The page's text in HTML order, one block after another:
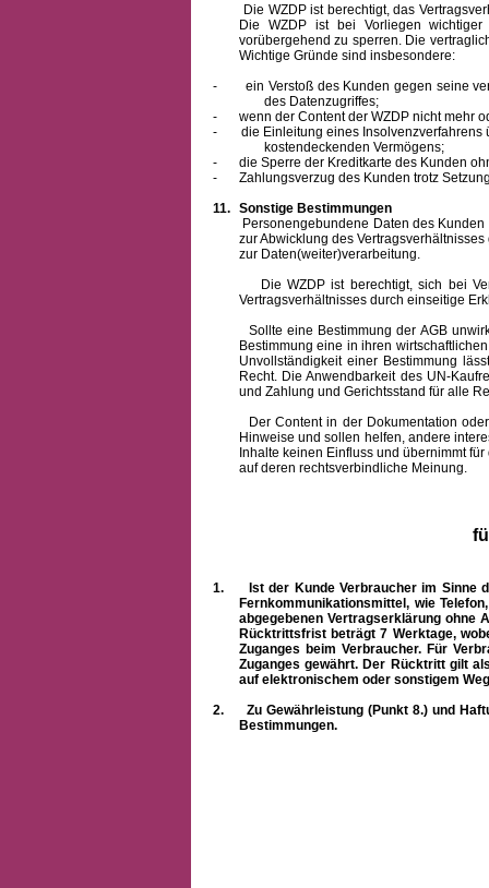
Die WZDP ist berechtigt, das
Die WZDP ist bei Vorliegen
vorübergehend zu sperren. Die
Wichtige Gründe sind insbesondere:
-
ein Verstoß des Kunden gegen seine
des Datenzugriffes;
-
wenn der Content der WZDP nicht mehr
-
die Einleitung eines
kostendeckenden Vermögens;
-
die Sperre der Kreditkarte des Kunden
-
Zahlungsverzug des Kunden trotz
11. Sonstige Bestimmungen
Personengebundene Daten des Kunden
zur Abwicklung des
zur Daten(weiter)verarbeitung.
Die WZDP ist berechtigt, sich bei
Vertragsverhältnisses durch einseitige
Sollte eine Bestimmung der AGB
Bestimmung eine in ihren
Unvollständigkeit einer Bestimmung
Recht. Die Anwendbarkeit des UN-
und Zahlung und Gerichtsstand für alle
Der Content in der Dokumentation oder
Hinweise und sollen helfen, andere
Inhalte keinen Einfluss und übernimmt
auf deren rechtsverbindliche Meinung.
1.
Ist der Kunde Verbraucher im Sinne
Fernkommunikationsmittel, wie
abgegebenen Vertragserklärung ohne
Rücktrittsfrist beträgt 7 Werktage,
Zuganges beim Verbraucher. Für
Zuganges gewährt. Der Rücktritt gilt
auf elektronischem oder sonstigem
2.
Zu Gewährleistung (Punkt 8.) und
Bestimmungen.